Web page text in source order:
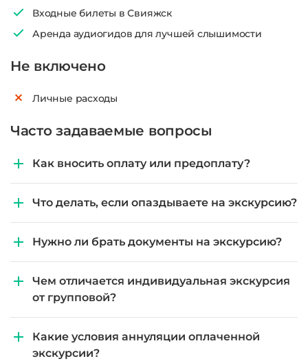
Входные билеты в Свияжск
Аренда аудиогидов для лучшей слышимости
Не включено
Личные расходы
Часто задаваемые вопросы
Как вносить оплату или предоплату?
Что делать, если опаздываете на экскурсию?
Нужно ли брать документы на экскурсию?
Чем отличается индивидуальная экскурсия
от групповой?
Какие условия аннуляции оплаченной
экскурсии?